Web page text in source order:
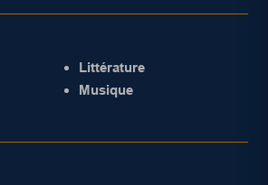
Littérature
Musique